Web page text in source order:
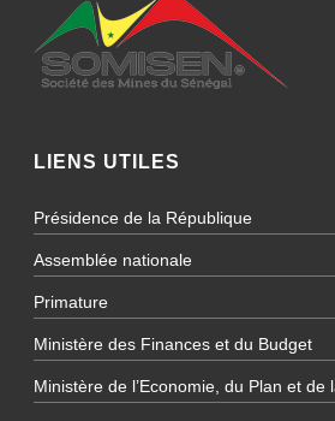
LIENS UTILES
Présidence de la République
Assemblée nationale
Primature
Ministère des Finances et du Budget
Ministère de l’Economie, du Plan et de